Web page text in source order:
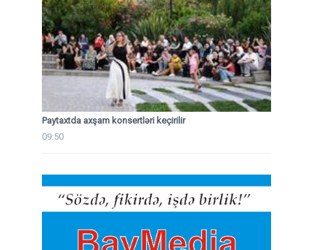
Paytaxtda axşam konsertləri keçirilir
09:50